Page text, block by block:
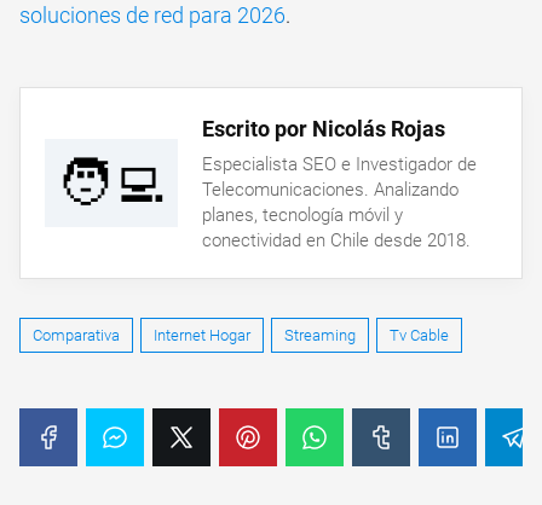
soluciones de red para 2026.
🧑‍💻
Escrito por Nicolás Rojas
Especialista SEO e Investigador de
Telecomunicaciones. Analizando
planes, tecnología móvil y
conectividad en Chile desde 2018.
Comparativa Internet Hogar Streaming Tv Cable